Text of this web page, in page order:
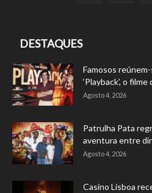
DESTAQUES
Famosos
‘Playback’, o
Agosto 4, 2026
Patrulha Pata
aventura entre
Agosto 4, 2026
Casino Lisboa